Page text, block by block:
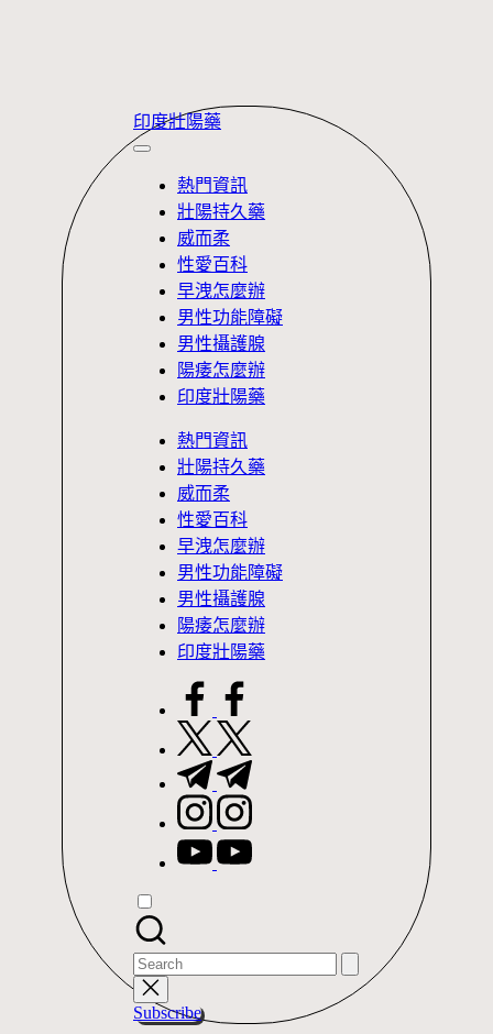
印度壯陽藥
熱門資訊
壯陽持久藥
威而柔
性愛百科
早洩怎麼辦
男性功能障礙
男性攝護腺
陽痿怎麼辦
印度壯陽藥
熱門資訊
壯陽持久藥
威而柔
性愛百科
早洩怎麼辦
男性功能障礙
男性攝護腺
陽痿怎麼辦
印度壯陽藥
facebook.com
twitter.com
t.me
instagram.com
youtube.com
Search
for:
Subscribe